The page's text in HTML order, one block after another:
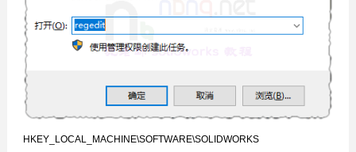
HKEY_LOCAL_MACHINE\SOFTWARE\SOLIDWORKS